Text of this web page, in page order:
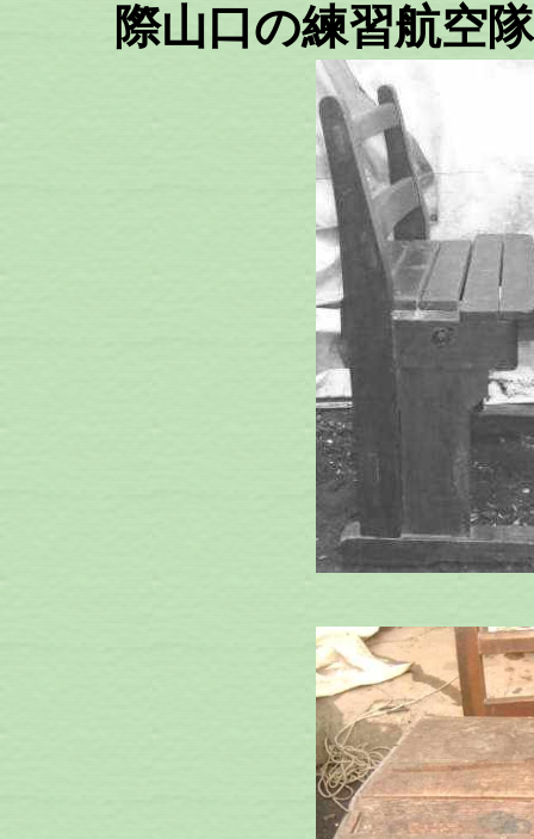
際山口の練習航空